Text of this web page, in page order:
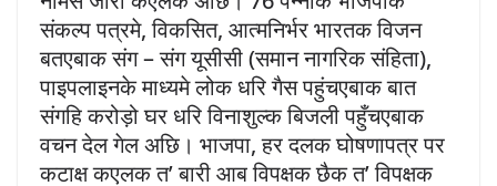
संकल्प पत्रमे, विकसित, आत्मनिर्भर भारतक विजन
बतएबाक संग – संग यूसीसी (समान नागरिक संहिता),
पाइपलाइनके माध्यमे लोक धरि गैस पहुंचएबाक बात
संगहि करोड़ो घर धरि विनाशुल्क बिजली पहुँचएबाक
वचन देल गेल अछि। भाजपा, हर दलक घोषणापत्र पर
कटाक्ष कएलक त’ बारी आब विपक्षक छैक त’ विपक्षक